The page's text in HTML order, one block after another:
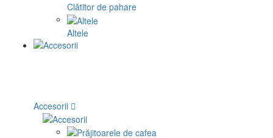
Clătitor de pahare
Altele
Accesorii